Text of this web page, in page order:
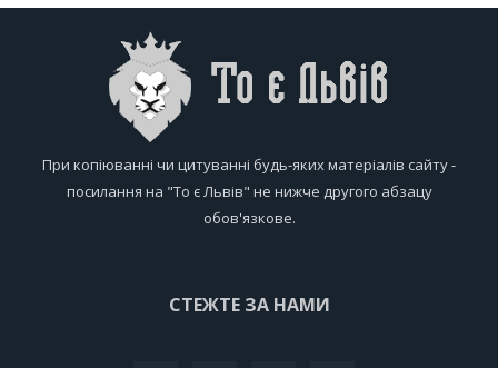
При копіюванні чи цитуванні будь-яких матеріалів сайту -
посилання на "То є Львів" не нижче другого абзацу
обов'язкове.
СТЕЖТЕ ЗА НАМИ